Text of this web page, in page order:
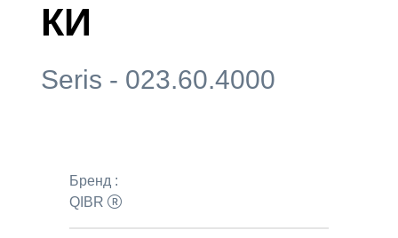
КИ
Seris - 023.60.4000
Бренд :
QIBR